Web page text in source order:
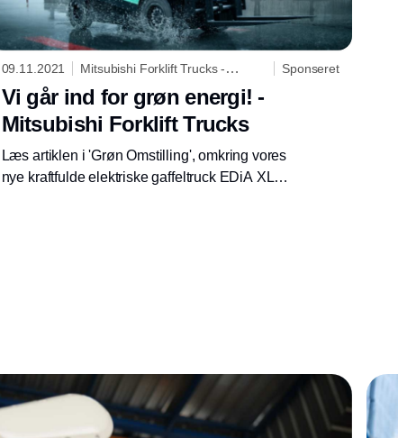
09.11.2021
Mitsubishi Forklift Trucks -
Logisnext Denmark A/S
Sponseret
Vi går ind for grøn energi! -
Mitsubishi Forklift Trucks
Læs artiklen i 'Grøn Omstilling', omkring vores
nye kraftfulde elektriske gaffeltruck EDiA XL,